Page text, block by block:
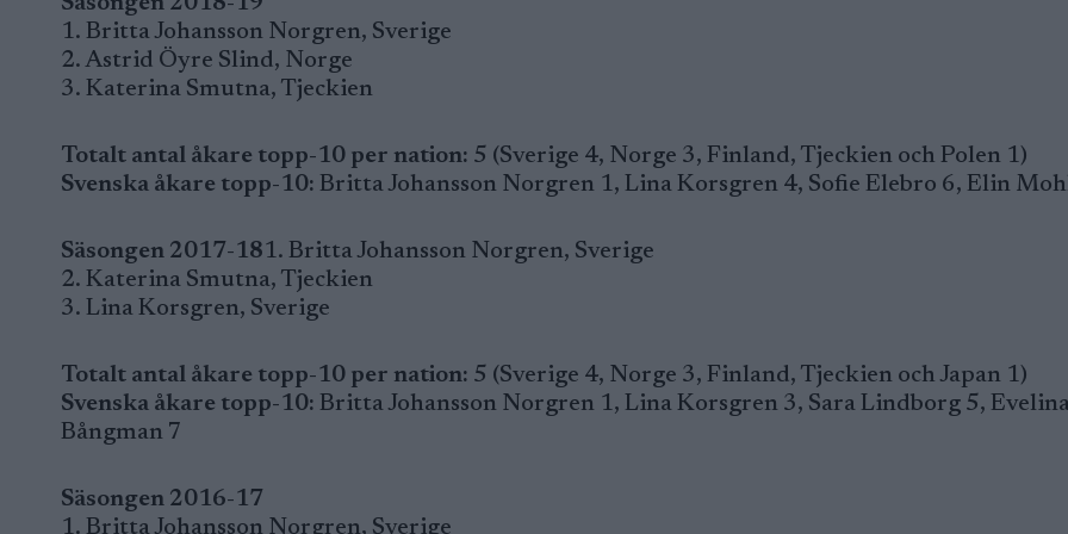
1. Britta Johansson Norgren, Sverige
2. Astrid Öyre Slind, Norge
3. Katerina Smutna, Tjeckien
Totalt antal åkare topp-10 per nation: 5 (Sverige 4, Norge 3, Finland, Tjeckien och Polen 1)
Svenska åkare topp-10: Britta Johansson Norgren 1, Lina Korsgren 4, Sofie Elebro 6, Elin
Säsongen 2017-181. Britta Johansson Norgren, Sverige
2. Katerina Smutna, Tjeckien
3. Lina Korsgren, Sverige
Totalt antal åkare topp-10 per nation: 5 (Sverige 4, Norge 3, Finland, Tjeckien och Japan 1)
Svenska åkare topp-10: Britta Johansson Norgren 1, Lina Korsgren 3, Sara Lindborg 5,
Bångman 7
Säsongen 2016-17
1. Britta Johansson Norgren, Sverige